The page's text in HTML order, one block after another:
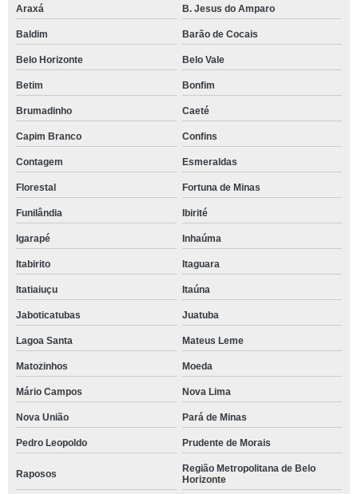
Araxá
B. Jesus do Amparo
Baldim Barão de Cocais
Belo Horizonte Belo Vale
Betim Bonfim
Brumadinho Caeté
Capim Branco Confins
Contagem Esmeraldas
Florestal Fortuna de Minas
Funilândia Ibirité
Igarapé Inhaúma
Itabirito Itaguara
Itatiaiuçu Itaúna
Jaboticatubas Juatuba
Lagoa Santa Mateus Leme
Matozinhos Moeda
Mário Campos Nova Lima
Nova União Pará de Minas
Pedro Leopoldo Prudente de Morais
Raposos
Região Metropolitana de Belo
Horizonte